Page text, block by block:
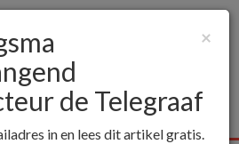
×
de Telegraaf
in en lees dit artikel gratis.